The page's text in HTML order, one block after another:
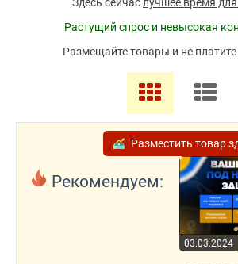
Растущий спрос и невысокая
Размещайте товары и не
Разместить товар
Рекомендуем:
03.03.2024